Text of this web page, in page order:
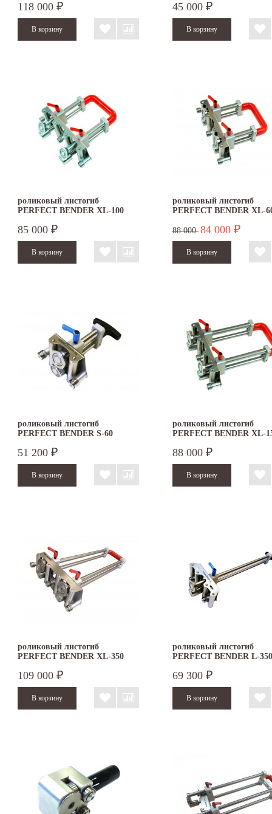
118 000 ₽ 45 000 ₽
роликовый листогиб
PERFECT BENDER XL-100
85 000 ₽
роликовый листогиб
PERFECT BENDER XL-
88 000 84 000 ₽
роликовый листогиб
PERFECT BENDER S-60
51 200 ₽
роликовый листогиб
PERFECT BENDER XL-
88 000 ₽
роликовый листогиб
PERFECT BENDER XL-350
109 000 ₽
роликовый листогиб
PERFECT BENDER L-350
69 300 ₽